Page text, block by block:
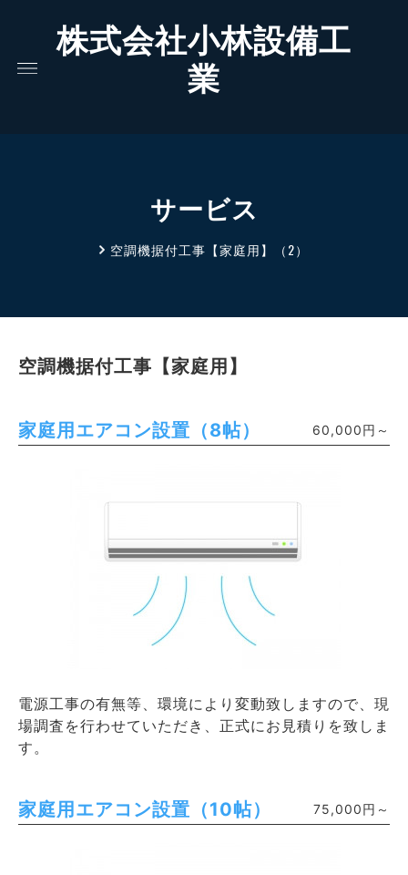
株式会社小林設備工
業
サービス
空調機据付工事【家庭用】（2）
空調機据付工事【家庭用】
家庭用エアコン設置（8帖） 60,000円～
電源工事の有無等、環境により変動致しますので、現
場調査を行わせていただき、正式にお見積りを致しま
す。
家庭用エアコン設置（10帖） 75,000円～